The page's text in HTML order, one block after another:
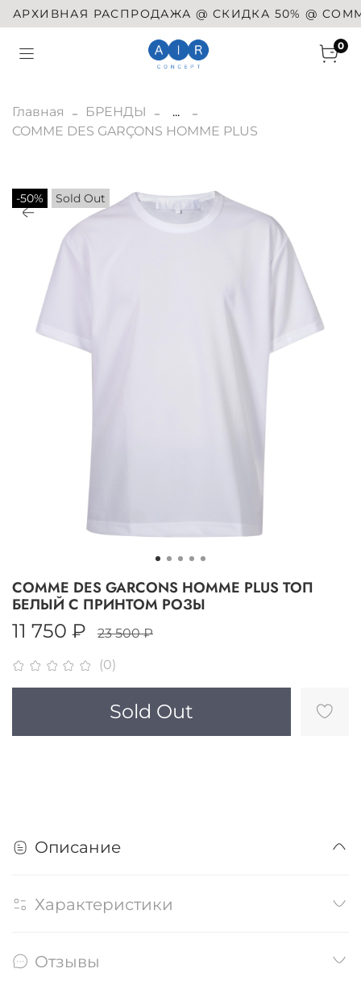
РАСПРОДАЖА @ СКИДКА 50% @ COMME DES
0
Главная БРЕНДЫ
...
COMME DES GARÇONS HOMME PLUS
-50% Sold Out
(0)
COMME DES GARCONS HOMME PLUS ТОП
БЕЛЫЙ С ПРИНТОМ РОЗЫ
11 750 ₽ 23 500 ₽
Sold Out
Описание
Характеристики
Отзывы